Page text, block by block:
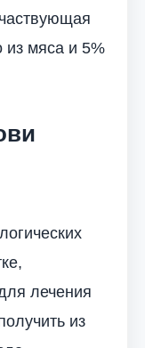
из мяса и 5%
лечения
из